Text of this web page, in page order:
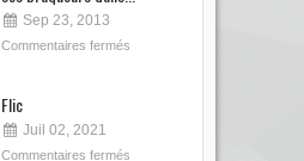
Sep 23, 2013
Commentaires fermés
Flic
Juil 02, 2021
Commentaires fermés